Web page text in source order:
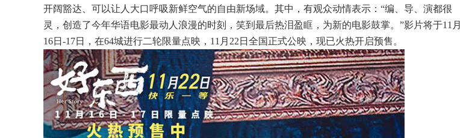
开阔豁达、可以让人大口呼吸新鲜空气的自由新场域。其中，有观众动情表示：“编、导、演都很
灵，创造了今年华语电影最动人浪漫的时刻，笑到最后热泪盈眶，为新的电影鼓掌。”影片将于11月
16日-17日， 在64城进行二轮限量点映， 11月22日全国正式公映 ， 现已火热开启预售。